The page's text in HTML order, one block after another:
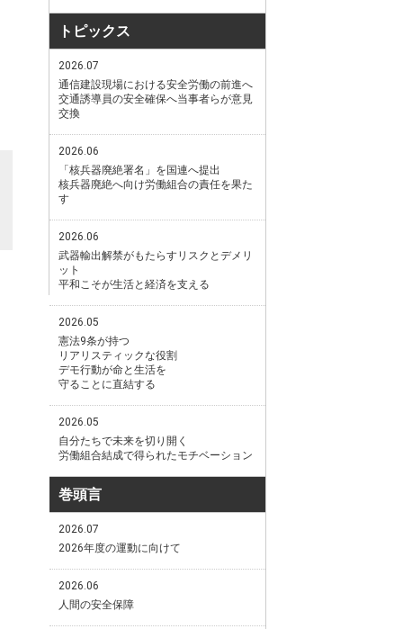
トピックス
2026.07
通信建設現場における安全労働の前進へ
交通誘導員の安全確保へ当事者らが意見
交換
2026.06
「核兵器廃絶署名」を国連へ提出
核兵器廃絶へ向け労働組合の責任を果た
す
2026.06
武器輸出解禁がもたらすリスクとデメリ
ット
平和こそが生活と経済を支える
2026.05
憲法9条が持つ
リアリスティックな役割
デモ行動が命と生活を
守ることに直結する
2026.05
自分たちで未来を切り開く
労働組合結成で得られたモチベーション
巻頭言
2026.07
2026年度の運動に向けて
2026.06
人間の安全保障